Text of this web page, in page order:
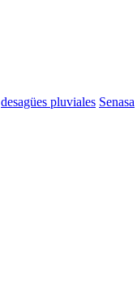
desagües pluviales Senasa